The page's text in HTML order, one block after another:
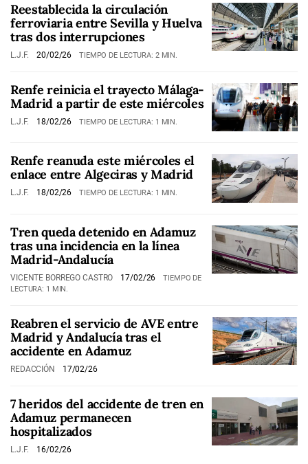
Reestablecida la circulación
ferroviaria entre Sevilla y Huelva
tras dos interrupciones
L.J.F. 20/02/26 TIEMPO DE LECTURA: 2 MIN.
Renfe reinicia el trayecto Málaga-
Madrid a partir de este miércoles
L.J.F. 18/02/26 TIEMPO DE LECTURA: 1 MIN.
Renfe reanuda este miércoles el
enlace entre Algeciras y Madrid
L.J.F. 18/02/26 TIEMPO DE LECTURA: 1 MIN.
Tren queda detenido en Adamuz
tras una incidencia en la línea
Madrid-Andalucía
VICENTE BORREGO CASTRO 17/02/26
TIEMPO DE
LECTURA: 1 MIN.
Reabren el servicio de AVE entre
Madrid y Andalucía tras el
accidente en Adamuz
REDACCIÓN 17/02/26
7 heridos del accidente de tren en
Adamuz permanecen
hospitalizados
L.J.F. 16/02/26